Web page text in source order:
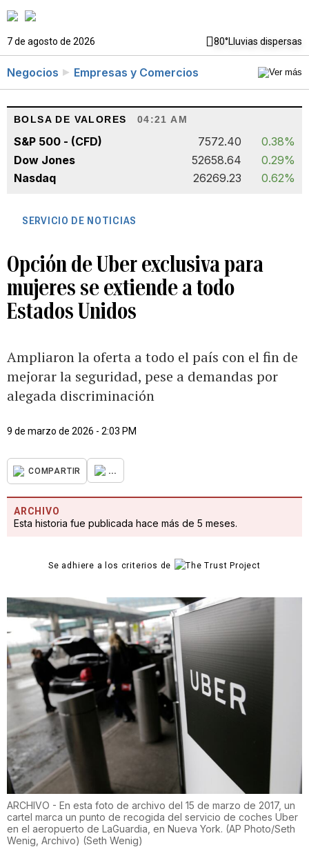
7 de agosto de 2026 80°Lluvias dispersas
Negocios Empresas y Comercios
BOLSA DE VALORES 04:21 AM
S&P 500 - (CFD) 7572.40
0.38%
Dow Jones
52658.64
0.29%
Nasdaq
26269.23 0.62%
SERVICIO DE NOTICIAS
Opción de Uber exclusiva para
mujeres se extiende a todo
Estados Unidos
Ampliaron la oferta a todo el país con el fin de
mejorar la seguridad, pese a demandas por
alegada discriminación
9 de marzo de 2026 - 2:03 PM
COMPARTIR ...
ARCHIVO
Esta historia fue publicada hace más de 5 meses.
Se adhiere a los criterios de
ARCHIVO - En esta foto de archivo del 15 de marzo de 2017, un
cartel marca un punto de recogida del servicio de coches Uber
en el aeropuerto de LaGuardia, en Nueva York. (AP Photo/Seth
Wenig, Archivo) (Seth Wenig)